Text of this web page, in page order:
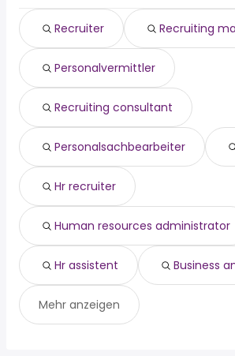
Karben
Eschborn
Maintal
Neu Isenburg
Langen
Bad Vilbel
Dietzenbach
quereinsteiger
minijobber
minijob
wochenende
produktionsmitarbeiter
Recruiter Recruiting
Personalvermittler
Recruiting consultant
Personalsachbearbeiter
Hr recruiter
Human resources administrator
Hr assistent Business
Mehr anzeigen